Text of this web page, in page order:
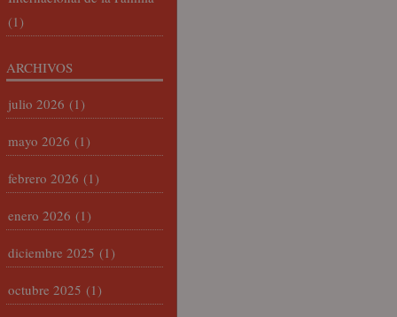
(1)
ARCHIVOS
julio 2026 (1)
mayo 2026 (1)
febrero 2026 (1)
enero 2026 (1)
diciembre 2025 (1)
octubre 2025 (1)